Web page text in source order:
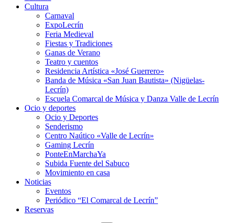
Cultura
Carnaval
ExpoLecrín
Feria Medieval
Fiestas y Tradiciones
Ganas de Verano
Teatro y cuentos
Residencia Artística «José Guerrero»
Banda de Música «San Juan Bautista» (Nigüelas-
Lecrín)
Escuela Comarcal de Música y Danza Valle de Lecrín
Ocio y deportes
Ocio y Deportes
Senderismo
Centro Naútico «Valle de Lecrín»
Gaming Lecrín
PonteEnMarchaYa
Subida Fuente del Sabuco
Movimiento en casa
Noticias
Eventos
Periódico “El Comarcal de Lecrín”
Reservas